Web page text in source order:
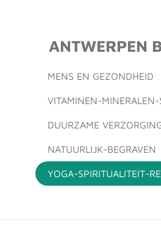
hoofdinhoud
ANTWERPEN
MENS EN GEZONDHEID
VITAMINEN-MINERALEN-
DUURZAME
NATUURLIJK-BEGRAVEN
YOGA-SPIRITUALITEIT-